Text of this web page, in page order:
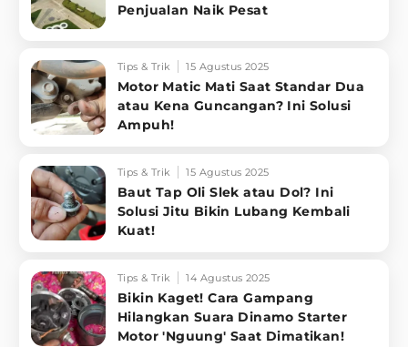
Penjualan Naik Pesat
Tips & Trik 15 Agustus 2025
Motor Matic Mati Saat Standar Dua
atau Kena Guncangan? Ini Solusi
Ampuh!
Tips & Trik 15 Agustus 2025
Baut Tap Oli Slek atau Dol? Ini
Solusi Jitu Bikin Lubang Kembali
Kuat!
Tips & Trik 14 Agustus 2025
Bikin Kaget! Cara Gampang
Hilangkan Suara Dinamo Starter
Motor 'Nguung' Saat Dimatikan!